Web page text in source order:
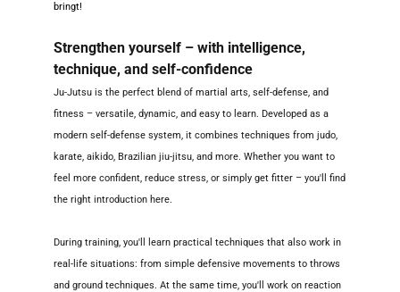
bringt!
Strengthen yourself – with intelligence,
technique, and self-confidence
Ju-Jutsu is the perfect blend of martial arts, self-defense, and
fitness – versatile, dynamic, and easy to learn. Developed as a
modern self-defense system, it combines techniques from judo,
karate, aikido, Brazilian jiu-jitsu, and more. Whether you want to
feel more confident, reduce stress, or simply get fitter – you'll find
the right introduction here.
During training, you'll learn practical techniques that also work in
real-life situations: from simple defensive movements to throws
and ground techniques. At the same time, you'll work on reaction